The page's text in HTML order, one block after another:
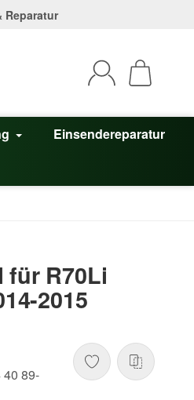
Reparatur
Einsendereparatur
für R70Li
2015
40 89-